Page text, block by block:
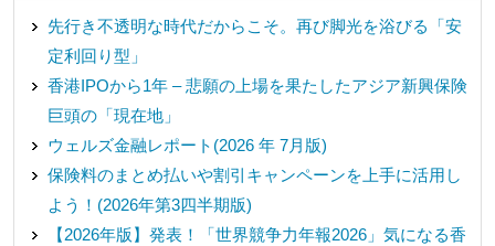
先行き不透明な時代だからこそ。再び脚光を浴びる「安
定利回り型」
香港IPOから1年 – 悲願の上場を果たしたアジア新興保険
巨頭の「現在地」
ウェルズ金融レポート(2026 年 7月版)
保険料のまとめ払いや割引キャンペーンを上手に活用し
よう！(2026年第3四半期版)
【2026年版】発表！「世界競争力年報2026」気になる香